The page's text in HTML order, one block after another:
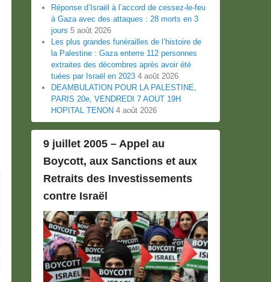
Réponse d’Israël à l’accord de cessez-le-feu
à Gaza avec des attaques : 28 morts en 3
jours 5 août 2026
Les plus grandes funérailles de l’histoire de
la Palestine : Gaza enterre 112 personnes
extraites des décombres après avoir été
tuées par Israël en 2023 4 août 2026
DEAMBULATION POUR LA PALESTINE,
PARIS 20e, VENDREDI 7 AOUT 19H
HOPITAL TENON 4 août 2026
9 juillet 2005 – Appel au
Boycott, aux Sanctions et aux
Retraits des Investissements
contre Israël